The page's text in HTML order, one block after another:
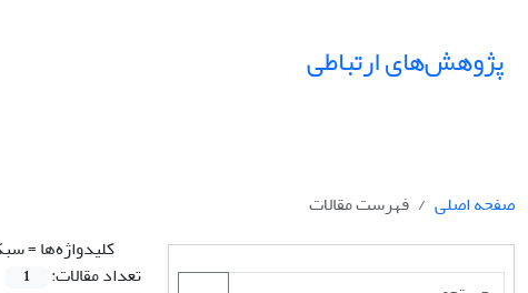
پژوهش‌های ارتباطی
صفحه اصلی
فهرست مقالات
کلیدواژه‌ها =
تعداد مقالات:
1